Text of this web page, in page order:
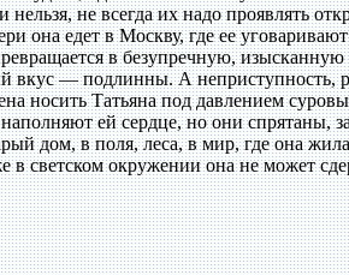
не всегда их надо проявлять
она едет в Москву, где ее
в безупречную, изысканную
вкус — подлинны. А неприступность,
носить Татьяна под давлением
ей сердце, но они спрятаны,
дом, в поля, леса, в мир, где она
светском окружении она не может